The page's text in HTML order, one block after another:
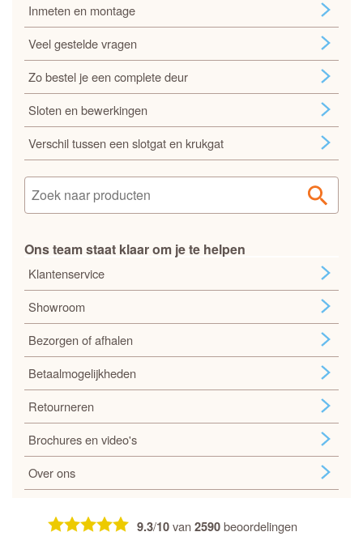
Inmeten en montage
Veel gestelde vragen
Zo bestel je een complete deur
Sloten en bewerkingen
Verschil tussen een slotgat en krukgat
Ons team staat klaar om je te helpen
Klantenservice
Showroom
Bezorgen of afhalen
Betaalmogelijkheden
Retourneren
Brochures en video's
Over ons
9.3/10van2590beoordelingen